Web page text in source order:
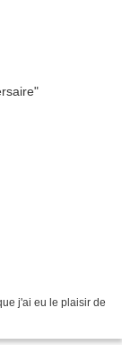
j'ai eu le plaisir de